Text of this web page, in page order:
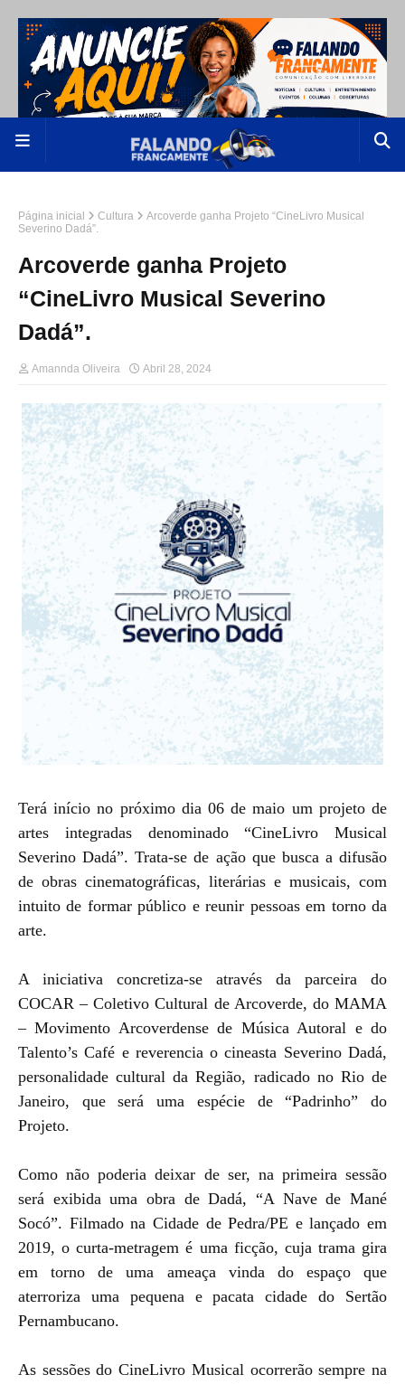
Página inicial Cultura
Arcoverde ganha Projeto “CineLivro Musical
Severino Dadá”.
Arcoverde ganha Projeto
“CineLivro Musical Severino
Dadá”.
Amannda Oliveira Abril 28, 2024
Terá início no próximo dia 06 de maio um projeto de
artes integradas denominado “CineLivro Musical
Severino Dadá”. Trata-se de ação que busca a difusão
de obras cinematográficas, literárias e musicais, com
intuito de formar público e reunir pessoas em torno da
arte.
A iniciativa concretiza-se através da parceira do
COCAR – Coletivo Cultural de Arcoverde, do MAMA
– Movimento Arcoverdense de Música Autoral e do
Talento’s Café e reverencia o cineasta Severino Dadá,
personalidade cultural da Região, radicado no Rio de
Janeiro, que será uma espécie de “Padrinho” do
Projeto.
Como não poderia deixar de ser, na primeira sessão
será exibida uma obra de Dadá, “A Nave de Mané
Socó”. Filmado na Cidade de Pedra/PE e lançado em
2019, o curta-metragem é uma ficção, cuja trama gira
em torno de uma ameaça vinda do espaço que
aterroriza uma pequena e pacata cidade do Sertão
Pernambucano.
As sessões do CineLivro Musical ocorrerão sempre na